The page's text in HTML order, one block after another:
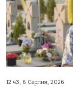
12:43, 6 Серпня, 2026